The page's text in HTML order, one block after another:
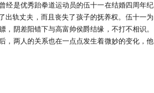
经是优秀跆拳道运动员的伍十一在结婚四周年纪
出轨丈夫，而且丧失了孩子的抚养权。伍十一为
阴差阳错下与高富帅侯爵结缘，不打不相识。
，两人的关系也在一点点发生着微妙的变化，他